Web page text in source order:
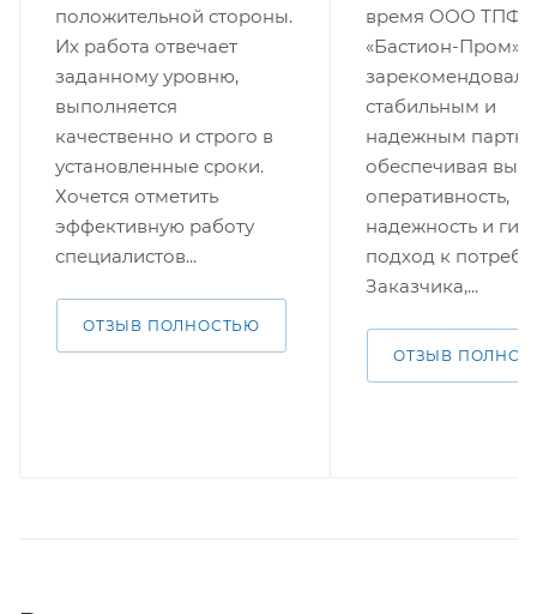
положительной стороны.
Их работа отвечает
заданному уровню,
выполняется
качественно и строго в
установленные сроки.
Хочется отметить
эффективную работу
специалистов...
ОТЗЫВ ПОЛНОСТЬЮ
время ООО ТПФ
«Бастион-Пром»
стабильным и
надежным
обеспечивая
оперативность,
надежность и
подход к
Заказчика,...
ОТЗЫВ